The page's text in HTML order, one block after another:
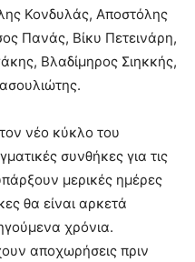
Κονδυλάς, Αποστόλης
Πανάς, Βίκυ Πετεινάρη,
Βλαδίμηρος Σιηκκής,
νέο κύκλο του
συνθήκες για τις
μερικές ημέρες
θα είναι αρκετά
χρόνια.
αποχωρήσεις πριν